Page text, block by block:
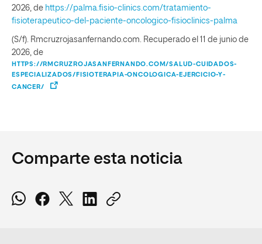
2026, de https://palma.fisio-clinics.com/tratamiento-
fisioterapeutico-del-paciente-oncologico-fisioclinics-palma
(S/f). Rmcruzrojasanfernando.com. Recuperado el 11 de junio de
2026, de
HTTPS://RMCRUZROJASANFERNANDO.COM/SALUD-CUIDADOS-
ESPECIALIZADOS/FISIOTERAPIA-ONCOLOGICA-EJERCICIO-Y-
CANCER/
Comparte esta noticia